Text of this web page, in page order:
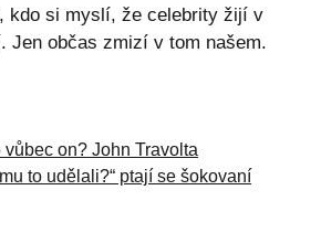
kdo si myslí, že celebrity žijí v
Jen občas zmizí v tom našem.
vůbec on? John Travolta
to udělali?“ ptají se šokovaní